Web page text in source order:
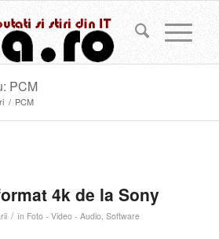
PCM
/ PCM
4k de la Sony
/ în Foto - Video - Audio, Software